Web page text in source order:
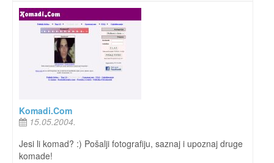
Komadi.Com
15.05.2004.
Jesi li komad? :) Pošalji fotografiju, saznaj i upoznaj druge
komade!